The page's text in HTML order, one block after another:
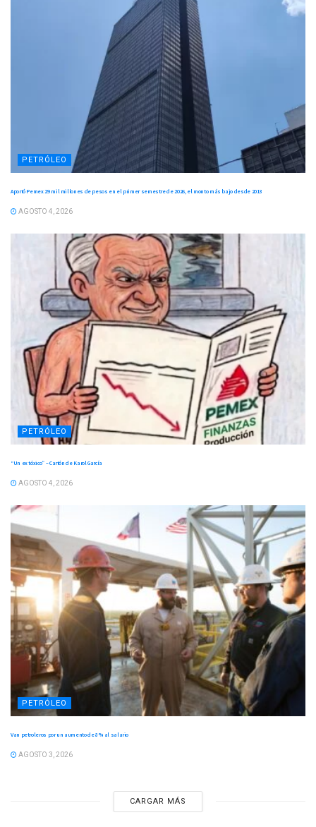
PETRÓLEO
Aportó Pemex 29 mil millones de pesos en el primer semestre de 2026, el monto más bajo desde 2013
AGOSTO 4, 2026
PETRÓLEO
“Un ex tóxico” – Cartón de Karol García
AGOSTO 4, 2026
PETRÓLEO
Van petroleros por un aumento de 8 % al salario
AGOSTO 3, 2026
CARGAR MÁS